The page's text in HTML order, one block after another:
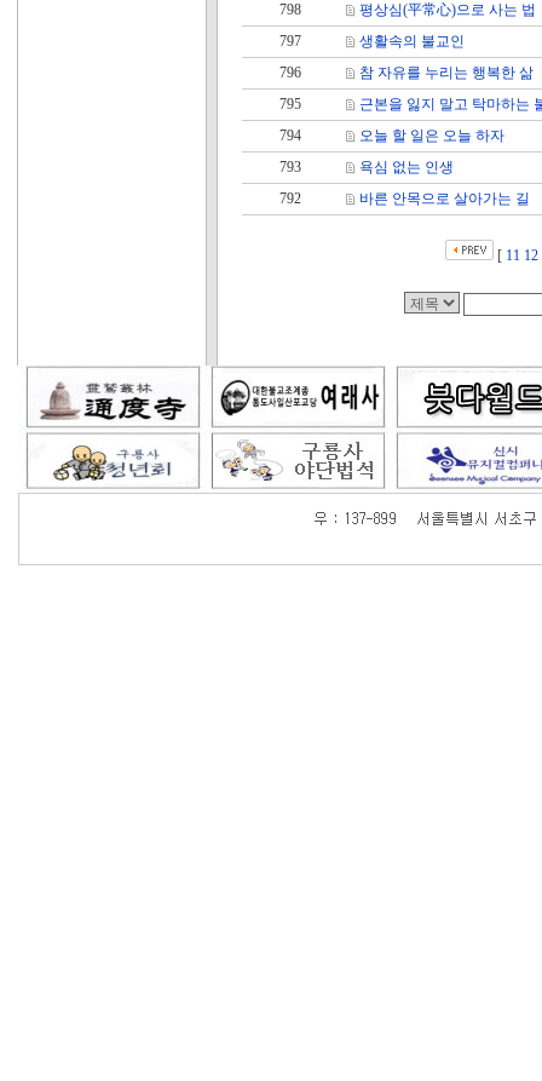
798
평상심(平常心)으로 사는 법
797
생활속의 불교인
796
참 자유를 누리는 행복한 삶
795
근본을 잃지 말고 탁마하는
794
오늘 할 일은 오늘 하자
793
욕심 없는 인생
792
바른 안목으로 살아가는 길
[ 11 12